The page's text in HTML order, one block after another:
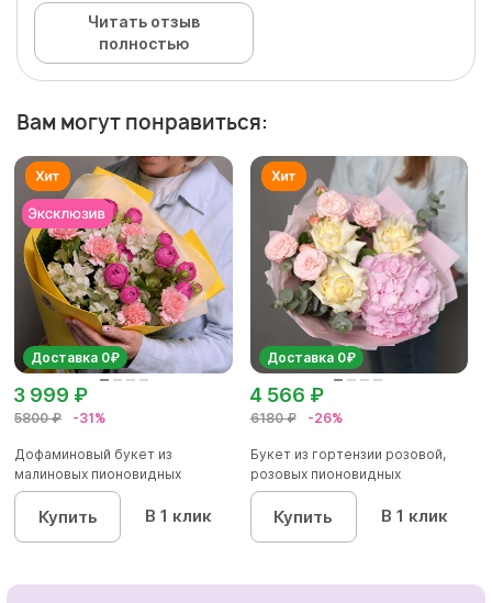
Читать отзыв
полностью
Вам могут понравиться:
Доставка 0₽
5800 ₽ -31%
3 999 ₽
Дофаминовый букет из
малиновых пионовидных
кустовых роз...
Купить В 1 клик
Доставка 0₽
6180 ₽ -26%
4 566 ₽
Букет из гортензии розовой,
розовых пионовидных
кустовы...
Купить В 1 клик